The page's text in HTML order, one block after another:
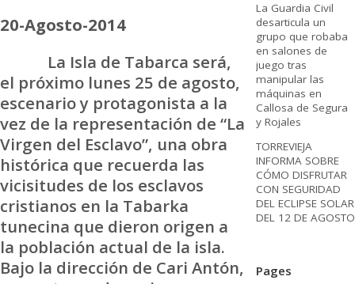
20-Agosto-2014
La Isla de Tabarca será,
el próximo lunes 25 de agosto,
escenario y protagonista a la
vez de la representación de “La
Virgen del Esclavo”, una obra
histórica que recuerda las
vicisitudes de los esclavos
cristianos en la Tabarka
tunecina que dieron origen a
la población actual de la isla.
Bajo la dirección de Cari Antón,
La Guardia Civil
desarticula un
grupo que robaba
en salones de
juego tras
manipular las
máquinas en
Callosa de Segura
y Rojales
TORREVIEJA
INFORMA SOBRE
CÓMO DISFRUTAR
CON SEGURIDAD
DEL ECLIPSE SOLAR
DEL 12 DE AGOSTO
Pages